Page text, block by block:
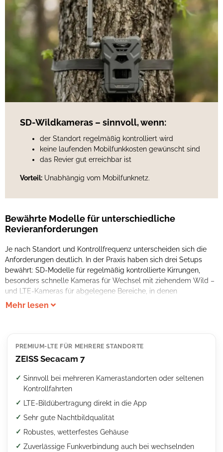
SD-Wildkameras – sinnvoll, wenn:
der Standort regelmäßig kontrolliert wird
keine laufenden Mobilfunkkosten gewünscht sind
das Revier gut erreichbar ist
Vorteil: Unabhängig vom Mobilfunknetz.
Bewährte Modelle für unterschiedliche
Revieranforderungen
Je nach Standort und Kontrollfrequenz unterscheiden sich die
Anforderungen deutlich. In der Praxis haben sich drei Setups
bewährt: SD-Modelle für regelmäßig kontrollierte Kirrungen,
besonders schnelle Kameras für Wechsel mit ziehendem Wild –
und LTE-Kameras für abgelegene Bereiche, in denen
Mehr lesen
PREMIUM-LTE FÜR MEHRERE STANDORTE
ZEISS Secacam 7
Sinnvoll bei mehreren Kamerastandorten oder seltenen
Kontrollfahrten
LTE-Bildübertragung direkt in die App
Sehr gute Nachtbildqualität
Robustes, wetterfestes Gehäuse
Zuverlässige Funkverbindung auch bei wechselnden